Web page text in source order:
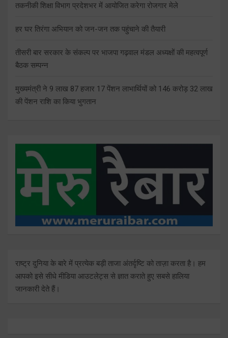
तकनीकी शिक्षा विभाग प्रदेशभर में आयोजित करेगा रोजगार मेले
हर घर तिरंगा अभियान को जन-जन तक पहुंचाने की तैयारी
तीसरी बार सरकार के संकल्प पर भाजपा गढ़वाल मंडल अध्यक्षों की महत्वपूर्ण
बैठक सम्पन्न
मुख्यमंत्री ने 9 लाख 87 हजार 17 पेंशन लाभार्थियों को 146 करोड़ 32 लाख
की पेंशन राशि का किया भुगतान
राष्ट्र दुनिया के बारे में प्रत्येक बड़ी ताजा अंतर्दृष्टि को ताज़ा करता है। हम
आपको इसे सीधे मीडिया आउटलेट्स से ज्ञात कराते हुए सबसे हालिया
जानकारी देते हैं।